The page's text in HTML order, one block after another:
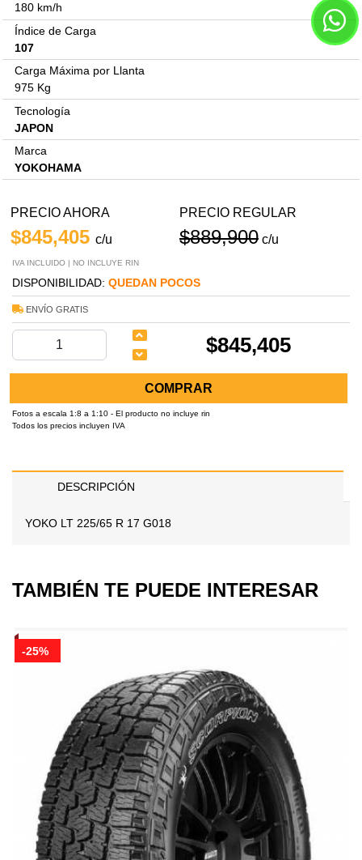
180 km/h
Índice de Carga
107
Carga Máxima por Llanta
975 Kg
Tecnología
JAPON
Marca
YOKOHAMA
PRECIO AHORA
$845,405 c/u
PRECIO REGULAR
$889,900 c/u
IVA INCLUIDO | NO INCLUYE RIN
DISPONIBILIDAD: QUEDAN POCOS
ENVÍO GRATIS
$845,405
COMPRAR
Fotos a escala 1:8 a 1:10 - El producto no incluye rin
Todos los precios incluyen IVA
DESCRIPCIÓN
YOKO LT 225/65 R 17 G018
TAMBIÉN TE PUEDE INTERESAR
-25%